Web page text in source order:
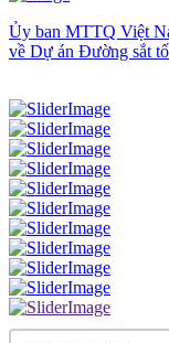
Ủy ban MTTQ Việt
về Dự án Đường sắt